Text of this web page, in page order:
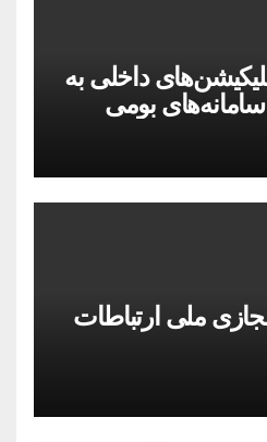
داخلی به
بومی
ملی ارتباطات